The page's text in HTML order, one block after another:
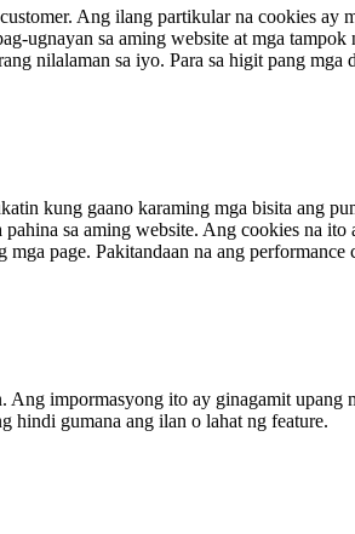
Ang ilang partikular na cookies ay
ugnayan sa aming website at mga
nilalaman sa iyo. Para sa higit pang mga
kung gaano karaming mga bisita ang
sa aming website. Ang cookies na
page. Pakitandaan na ang
impormasyong ito ay ginagamit upang
hindi gumana ang ilan o lahat ng feature.